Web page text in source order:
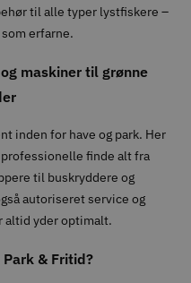
til alle typer lystfiskere –
erfarne.
maskiner til grønne
inden for have og park. Her
finde alt fra
til buskryddere og
autoriseret service og
altid yder optimalt.
& Fritid?